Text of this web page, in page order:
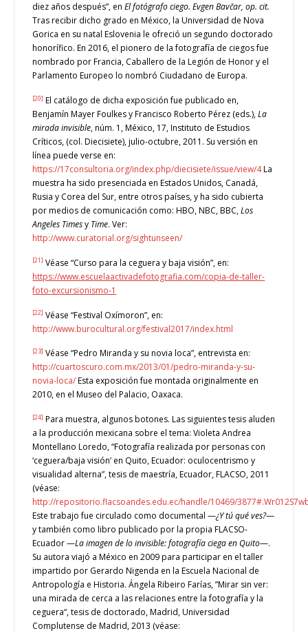
diez años después”, enEl fotógrafo ciego. Evgen Bavčar, op. cit.
Tras recibir dicho grado en México, la Universidad de Nova
Gorica en su natal Eslovenia le ofreció un segundo doctorado
honorífico. En 2016, el pionero de la fotografía de ciegos fue
nombrado por Francia, Caballero de la Legión de Honor y el
Parlamento Europeo lo nombró Ciudadano de Europa.
[20] El catálogo de dicha exposición fue publicado en,
Benjamín Mayer Foulkes y Francisco Roberto Pérez (eds.),La
mirada invisible, núm. 1, México, 17, Instituto de Estudios
Críticos, (col. Diecisiete), julio-octubre, 2011. Su versión en
línea puede verse en:
https://17consultoria.org/index.php/diecisiete/issue/view/4La
muestra ha sido presenciada en Estados Unidos, Canadá,
Rusia y Corea del Sur, entre otros países, y ha sido cubierta
por medios de comunicación como: HBO, NBC, BBC,Los
Angeles Timesy Time. Ver:
http://www.curatorial.org/sightunseen/
[21] Véase “Curso para la ceguera y baja visión”, en:
https://www.escuelaactivadefotografia.com/copia-de-taller-
foto-excursionismo-1
[22] Véase “Festival Oxímoron”, en:
http://www.burocultural.org/festival2017/index.html
[23] Véase “Pedro Miranda y su novia loca”, entrevista en:
http://cuartoscuro.com.mx/2013/01/pedro-miranda-y-su-
novia-loca/Esta exposición fue montada originalmente en
2010, en el Museo del Palacio, Oaxaca.
[24] Para muestra, algunos botones. Las siguientes tesis aluden
a la producción mexicana sobre el tema: Violeta Andrea
Montellano Loredo, “Fotografía realizada por personas con
‘ceguera/baja visión’ en Quito, Ecuador: oculocentrismo y
visualidad alterna”, tesis de maestría, Ecuador, FLACSO, 2011
(véase:
http://repositorio.flacsoandes.edu.ec/handle/10469/
Este trabajo fue circulado como documental —¿Y tú qué ves?—
y también como libro publicado por la propia FLACSO-
Ecuador —La imagen de lo invisible: fotografía ciega en Quito—.
Su autora viajó a México en 2009 para participar en el taller
impartido por Gerardo Nigenda en la Escuela Nacional de
Antropología e Historia. Ángela Ribeiro Farías, ”Mirar sin ver:
una mirada de cerca a las relaciones entre la fotografía y la
ceguera“, tesis de doctorado, Madrid, Universidad
Complutense de Madrid, 2013 (véase: